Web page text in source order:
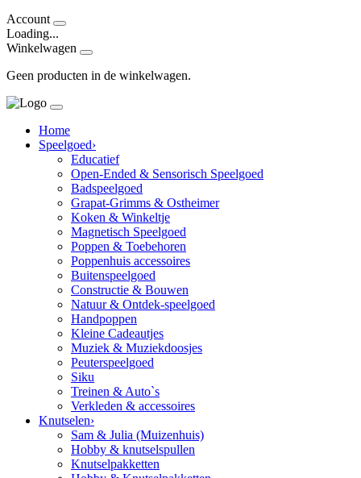
Account
Loading...
Winkelwagen
Geen producten in de winkelwagen.
Home
Speelgoed›
Educatief
Open-Ended & Sensorisch Speelgoed
Badspeelgoed
Grapat-Grimms & Ostheimer
Koken & Winkeltje
Magnetisch Speelgoed
Poppen & Toebehoren
Poppenhuis accessoires
Buitenspeelgoed
Constructie & Bouwen
Natuur & Ontdek-speelgoed
Handpoppen
Kleine Cadeautjes
Muziek & Muziekdoosjes
Peuterspeelgoed
Siku
Treinen & Auto`s
Verkleden & accessoires
Knutselen›
Sam & Julia (Muizenhuis)
Hobby & knutselspullen
Knutselpakketten